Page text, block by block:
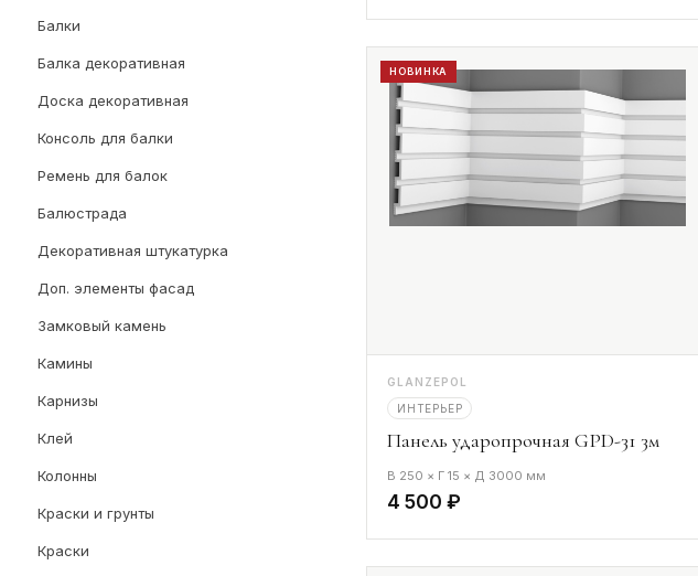
Балки
Балка декоративная
Доска декоративная
Консоль для балки
Ремень для балок
Балюстрада
Декоративная штукатурка
Доп. элементы фасад
Замковый камень
Камины
Карнизы
Клей
Колонны
Краски и грунты
Краски
НОВИНКА
GLANZEPOL
ИНТЕРЬЕР
Панель ударопрочная GPD-31 3м
В 250 × Г 15 × Д 3000 мм
4 500 ₽